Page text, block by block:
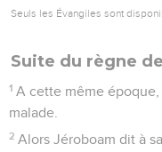
Seuls les Évangiles sont
Suite du règne
1 A cette même
malade.
2 Alors Jéroboam dit à